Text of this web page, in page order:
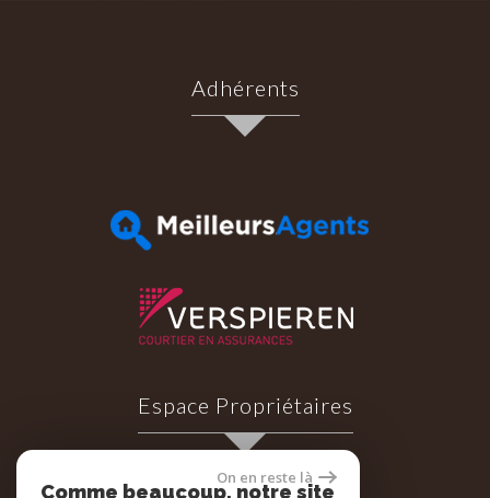
Adhérents
Espace Propriétaires
On en reste là
Comme beaucoup, notre site